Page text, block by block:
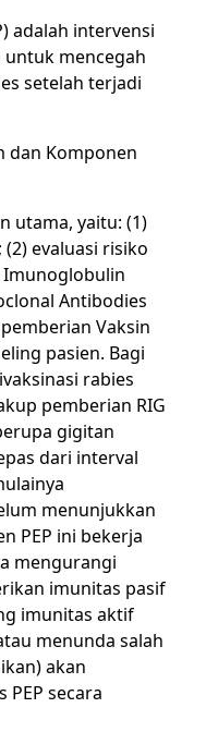
adalah intervensi
mencegah
setelah terjadi
dan Komponen
utama, yaitu: (1)
evaluasi risiko
Imunoglobulin
Antibodies
Vaksin
pasien. Bagi
rabies
pemberian RIG
gigitan
dari interval
menunjukkan
PEP ini bekerja
mengurangi
imunitas pasif
imunitas aktif
menunda salah
akan
secara